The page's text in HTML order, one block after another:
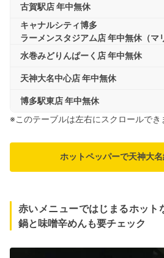
古賀駅店 年中無休
キャナルシティ博多
ラーメンスタジアム店 年中無休（マ
水巻みどりんぱーく店 年中無休
天神大名中心店 年中無休
博多駅東店 年中無休
※このテーブルは左右にスクロールでき
ホットペッパーで天神大
赤いメニューではじまるホット
鍋と味噌辛めんも要チェック